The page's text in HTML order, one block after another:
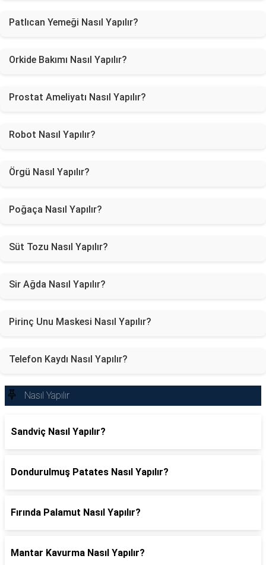
Patlıcan Yemeği Nasıl Yapılır?
Orkide Bakımı Nasıl Yapılır?
Prostat Ameliyatı Nasıl Yapılır?
Robot Nasıl Yapılır?
Örgü Nasıl Yapılır?
Poğaça Nasıl Yapılır?
Süt Tozu Nasıl Yapılır?
Sir Ağda Nasıl Yapılır?
Pirinç Unu Maskesi Nasıl Yapılır?
Telefon Kaydı Nasıl Yapılır?
Nasıl Yapılır
Sandviç Nasıl Yapılır?
Dondurulmuş Patates Nasıl Yapılır?
Fırında Palamut Nasıl Yapılır?
Mantar Kavurma Nasıl Yapılır?